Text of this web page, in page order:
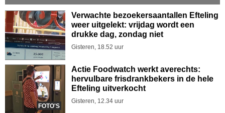
Verwachte bezoekersaantallen Efteling
weer uitgelekt: vrijdag wordt een
drukke dag, zondag niet
Gisteren, 18.52 uur
FOTO'S
Actie Foodwatch werkt averechts:
hervulbare frisdrankbekers in de hele
Efteling uitverkocht
Gisteren, 12.34 uur